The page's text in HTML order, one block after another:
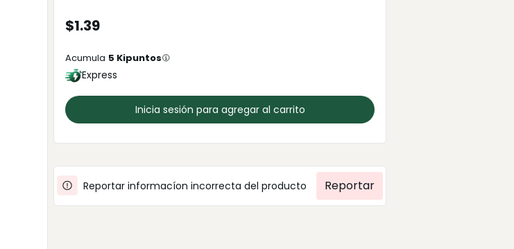
$1.39
Acumula 5 Kipuntos
Express
Inicia sesión para agregar al carrito
Reportar informacíon incorrecta del producto Reportar